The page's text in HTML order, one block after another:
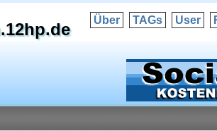
Über TAGs User